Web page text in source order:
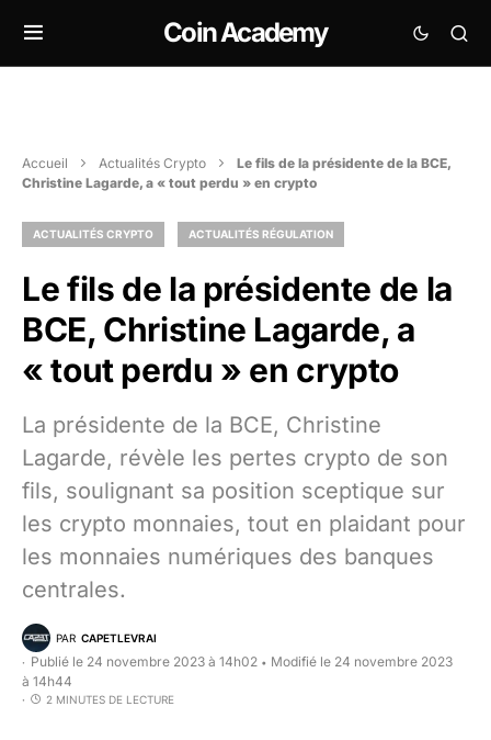
Coin Academy
Accueil Actualités Crypto
Le fils de la présidente de la BCE,
Christine Lagarde, a « tout perdu » en crypto
ACTUALITÉS CRYPTO ACTUALITÉS RÉGULATION
Le fils de la présidente de la
BCE, Christine Lagarde, a
« tout perdu » en crypto
La présidente de la BCE, Christine
Lagarde, révèle les pertes crypto de son
fils, soulignant sa position sceptique sur
les crypto monnaies, tout en plaidant pour
les monnaies numériques des banques
centrales.
PAR CAPETLEVRAI
Publié le 24 novembre 2023 à 14h02 • Modifié le 24 novembre 2023
à 14h44
2 MINUTES DE LECTURE